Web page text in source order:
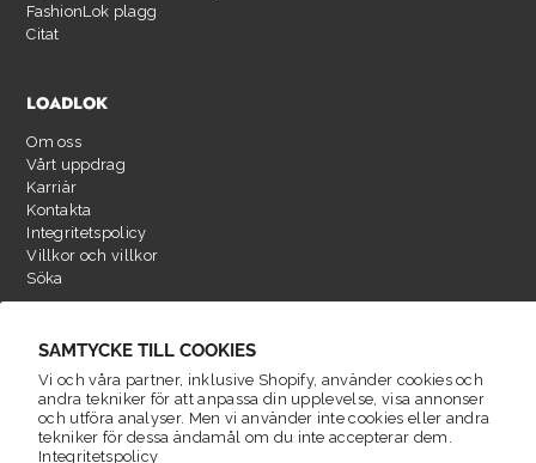
SAMTYCKE TILL COOKIES
Vi och våra partner, inklusive Shopify, använder cookies och
andra tekniker för att anpassa din upplevelse, visa annonser
och utföra analyser. Men vi använder inte cookies eller andra
tekniker för dessa ändamål om du inte accepterar dem.
Integritetspolicy
FashionLok plagg
Citat
LOADLOK
Om oss
Vårt uppdrag
Karriär
Kontakta
Integritetspolicy
Villkor och villkor
Söka